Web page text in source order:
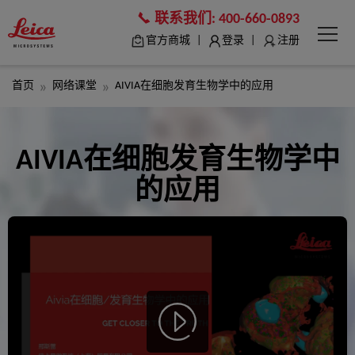
联系我们: 400-660-0893
官方商城 登录 注册
首页 网络课堂 AIVIA在细胞发育生物学中的应用
AIVIA在细胞发育生物学中
的应用